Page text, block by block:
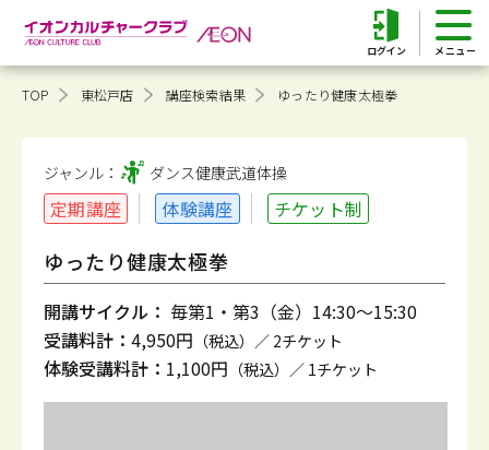
ログイン
TOP 東松戸店 講座検索結果 ゆったり健康太極拳
ジャンル： ダンス健康武道体操
定期講座 体験講座 チケット制
ゆったり健康太極拳
開講サイクル： 毎第1・第3（金）14:30～15:30
受講料計： 4,950円 （税込）／ 2チケット
体験受講料計： 1,100円 （税込）／ 1チケット